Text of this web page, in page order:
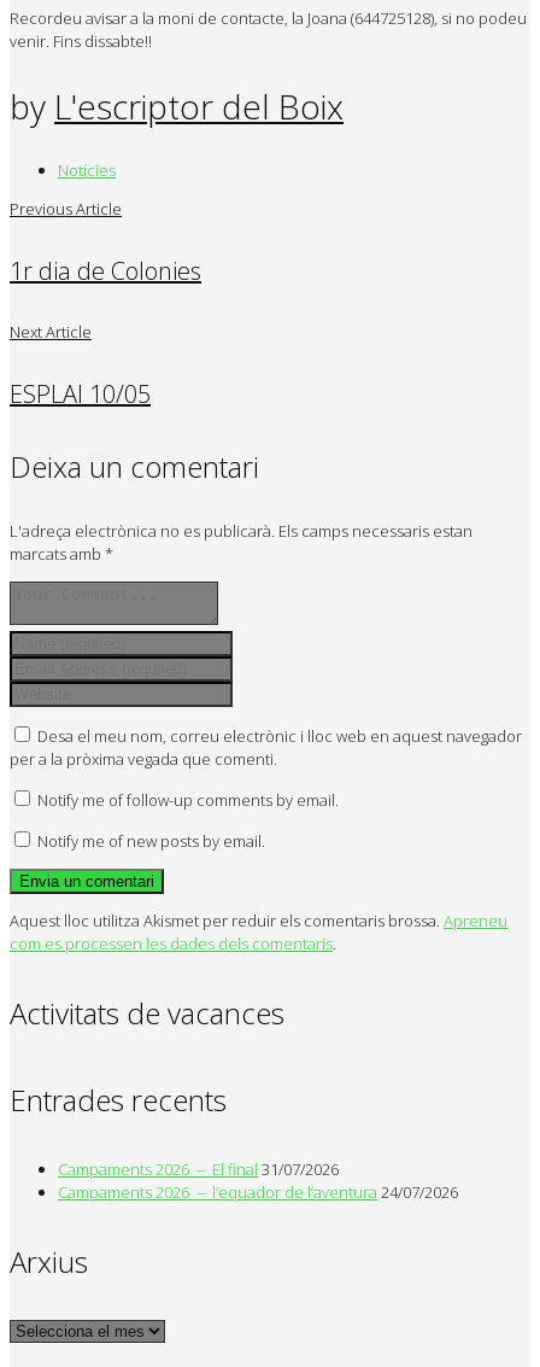
Recordeu avisar a la moni de contacte, la Joana (644725128), si no podeu
venir. Fins dissabte!!
by L'escriptor del Boix
Notícies
Previous Article
1r dia de Colonies
Next Article
ESPLAI 10/05
Deixa un comentari
L'adreça electrònica no es publicarà. Els camps necessaris estan
marcats amb *
Desa el meu nom, correu electrònic i lloc web en aquest navegador
per a la pròxima vegada que comenti.
Notify me of follow-up comments by email.
Notify me of new posts by email.
Aquest lloc utilitza Akismet per reduir els comentaris brossa. Apreneu
com es processen les dades dels comentaris
Activitats de vacances
Entrades recents
Campaments 2026 – El final 31/07/2026
Campaments 2026 – l’equador de l’aventura 24/07/2026
Arxius
Arxius